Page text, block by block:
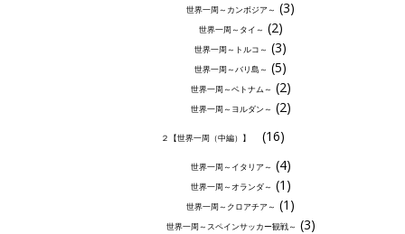
世界一周～カンボジア～ (3)
世界一周～タイ～ (2)
世界一周～トルコ～ (3)
世界一周～バリ島～ (5)
世界一周～ベトナム～ (2)
世界一周～ヨルダン～ (2)
２【世界一周（中編）】 (16)
世界一周～イタリア～ (4)
世界一周～オランダ～ (1)
世界一周～クロアチア～ (1)
世界一周～スペインサッカー観戦～ (3)